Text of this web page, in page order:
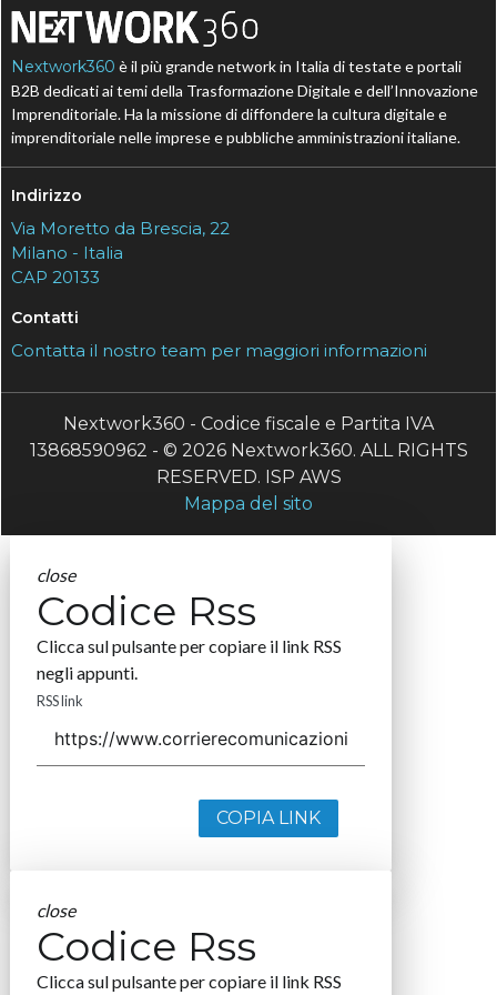
Nextwork360 è il più grande network in Italia di testate e portali
B2B dedicati ai temi della Trasformazione Digitale e dell’Innovazione
Imprenditoriale. Ha la missione di diffondere la cultura digitale e
imprenditoriale nelle imprese e pubbliche amministrazioni italiane.
Indirizzo
Via Moretto da Brescia, 22
Milano - Italia
CAP 20133
Contatti
Contatta il nostro team per maggiori informazioni
Nextwork360 - Codice fiscale e Partita IVA
13868590962 - © 2026 Nextwork360. ALL RIGHTS
RESERVED. ISP AWS
Mappa del sito
close
Codice Rss
Clicca sul pulsante per copiare il link RSS
negli appunti.
RSS link
COPIA LINK
close
Codice Rss
Clicca sul pulsante per copiare il link RSS